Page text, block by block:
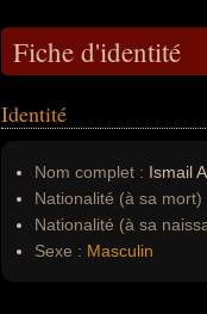
Fiche d'identité
Identité
Nom complet : Ismail
Nationalité (à sa mort)
Nationalité (à sa
Sexe : Masculin